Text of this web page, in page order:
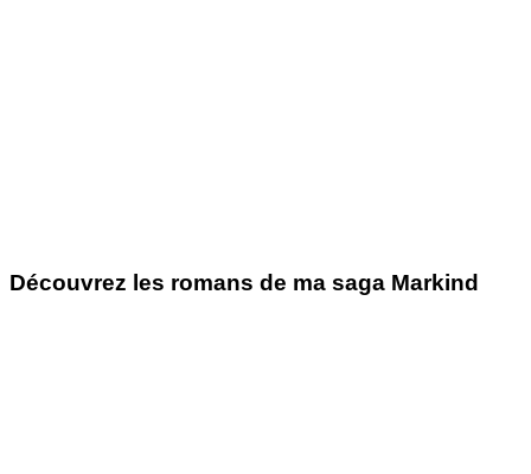
Découvrez les romans de ma saga Markind